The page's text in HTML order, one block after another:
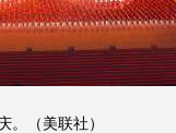
。（美联社）